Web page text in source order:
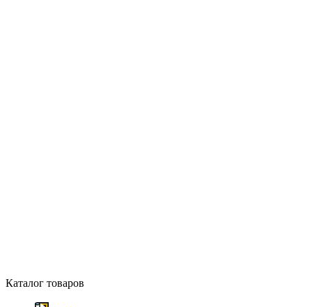
Каталог товаров